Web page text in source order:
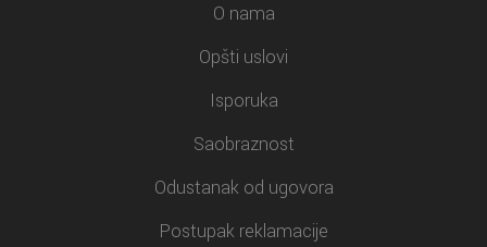
O nama
Opšti uslovi
Isporuka
Saobraznost
Odustanak od ugovora
Postupak reklamacije